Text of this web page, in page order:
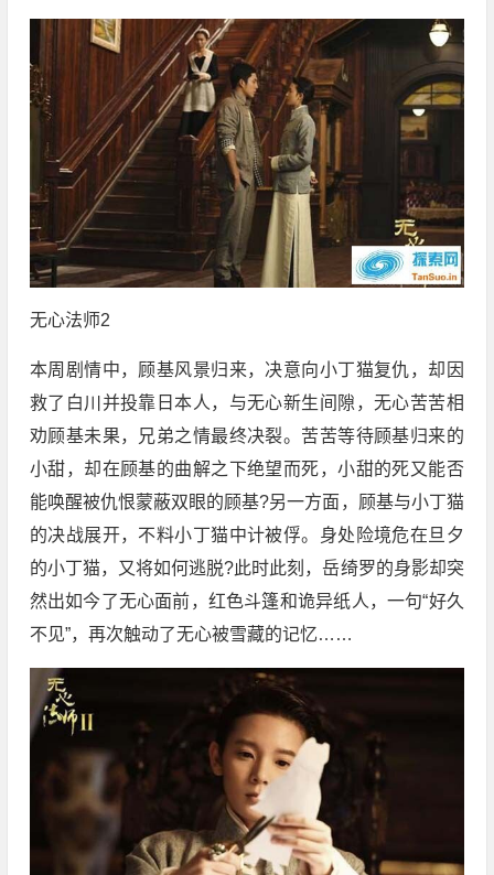
无心法师2
本周剧情中，顾基风景归来，决意向小丁猫复仇，却因
救了白川并投靠日本人，与无心新生间隙，无心苦苦相
劝顾基未果，兄弟之情最终决裂。苦苦等待顾基归来的
小甜，却在顾基的曲解之下绝望而死，小甜的死又能否
能唤醒被仇恨蒙蔽双眼的顾基?另一方面，顾基与小丁猫
的决战展开，不料小丁猫中计被俘。身处险境危在旦夕
的小丁猫，又将如何逃脱?此时此刻，岳绮罗的身影却突
然出如今了无心面前，红色斗篷和诡异纸人，一句“好久
不见”，再次触动了无心被雪藏的记忆……